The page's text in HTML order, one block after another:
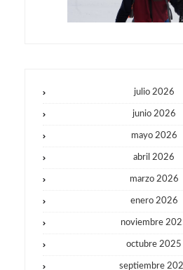
julio 2026
junio 2026
mayo 2026
abril 2026
marzo 2026
enero 2026
noviembre
octubre 2025
septiembre